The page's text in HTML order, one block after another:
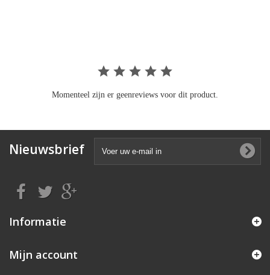
Momenteel zijn er geenreviews voor dit product.
Nieuwsbrief
Informatie
Mijn account